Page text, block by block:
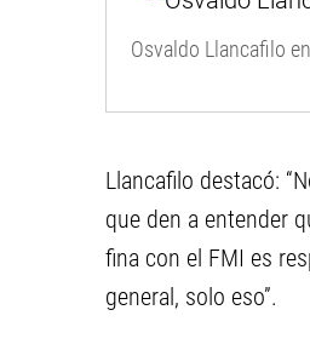
Osvaldo Llancafilo
Llancafilo destacó:
que den a entender
fina con el FMI es
general, solo eso”.